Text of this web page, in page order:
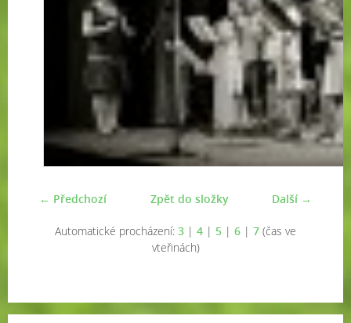
← Předchozí Další →
Zpět do složky
Automatické procházení: 3 | 4 | 5 | 6 | 7 (čas ve
vteřinách)